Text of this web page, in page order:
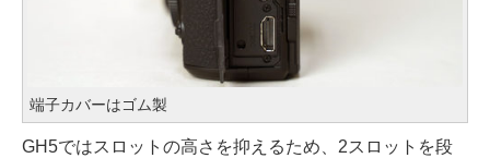
端子カバーはゴム製
GH5ではスロットの高さを抑えるため、2スロットを段